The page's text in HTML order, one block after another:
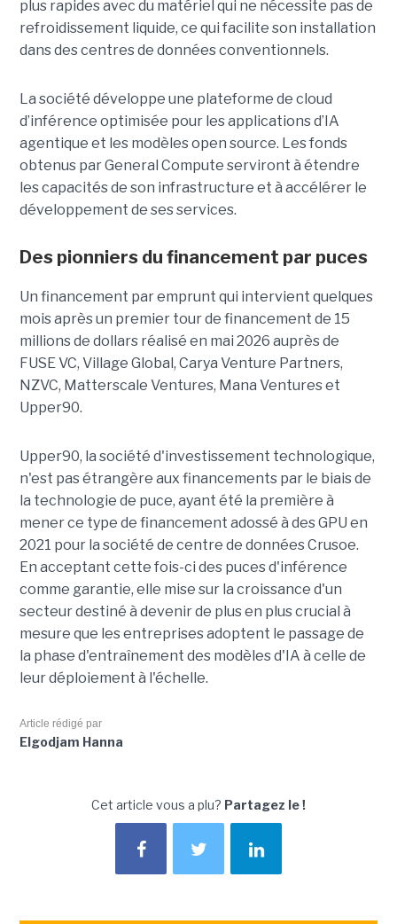
plus rapides avec du matériel qui ne nécessite pas de
refroidissement liquide, ce qui facilite son installation
dans des centres de données conventionnels.
La société développe une plateforme de cloud
d’inférence optimisée pour les applications d’IA
agentique et les modèles open source. Les fonds
obtenus par General Compute serviront à étendre
les capacités de son infrastructure et à accélérer le
développement de ses services.
Des pionniers du financement par puces
Un financement par emprunt qui intervient quelques
mois après un premier tour de financement de 15
millions de dollars réalisé en mai 2026 auprès de
FUSE VC, Village Global, Carya Venture Partners,
NZVC, Matterscale Ventures, Mana Ventures et
Upper90.
Upper90, la société d'investissement technologique,
n'est pas étrangère aux financements par le biais de
la technologie de puce, ayant été la première à
mener ce type de financement adossé à des GPU en
2021 pour la société de centre de données Crusoe.
En acceptant cette fois-ci des puces d'inférence
comme garantie, elle mise sur la croissance d'un
secteur destiné à devenir de plus en plus crucial à
mesure que les entreprises adoptent le passage de
la phase d'entraînement des modèles d'IA à celle de
leur déploiement à l'échelle.
Article rédigé par
Elgodjam Hanna
Cet article vous a plu? Partagez le !